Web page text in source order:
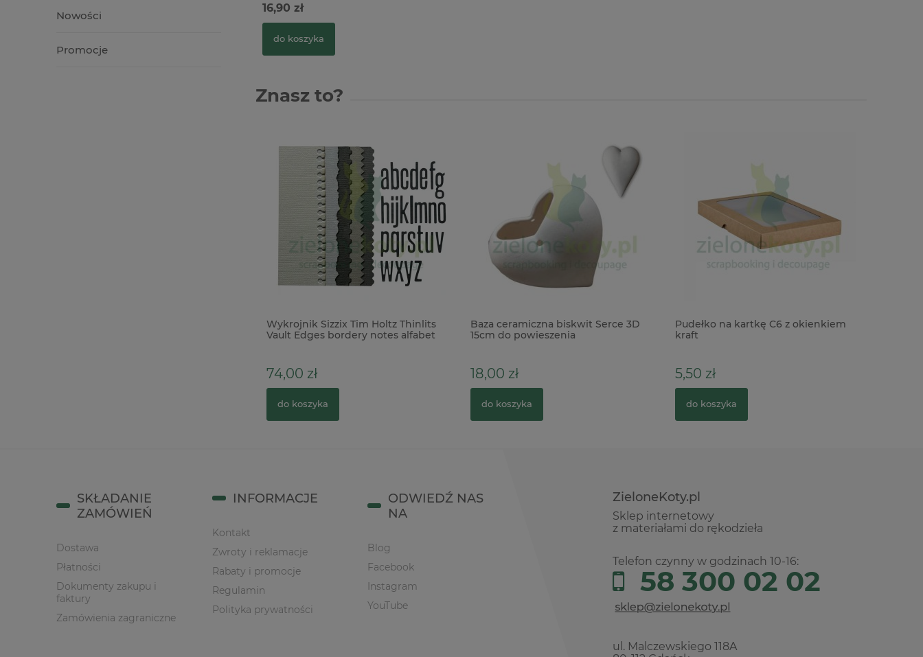
Nowości
Promocje
16,90 zł
do koszyka
Znasz to?
Wykrojnik Sizzix Tim Holtz Thinlits
Vault Edges bordery notes alfabet
74,00 zł
do koszyka
Baza ceramiczna biskwit Serce 3D
15cm do powieszenia
18,00 zł
do koszyka
Pudełko na kartkę C6 z okienkiem
kraft
5,50 zł
do koszyka
ZieloneKoty.pl
Sklep internetowy
z materiałami do rękodzieła
Telefon czynny w godzinach 10-16:
58 300 02 02
ul. Malczewskiego 118A
SKŁADANIE
ZAMÓWIEŃ
Dostawa
Płatności
Dokumenty zakupu i
faktury
Zamówienia zagraniczne
INFORMACJE
Kontakt
Zwroty i reklamacje
Rabaty i promocje
Regulamin
Polityka prywatności
ODWIEDŹ NAS
NA
Blog
Facebook
Instagram
YouTube